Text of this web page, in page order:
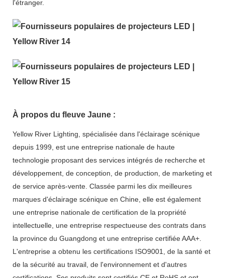
l'étranger.
À propos du fleuve Jaune :
Yellow River Lighting, spécialisée dans l'éclairage scénique
depuis 1999, est une entreprise nationale de haute
technologie proposant des services intégrés de recherche et
développement, de conception, de production, de marketing et
de service après-vente. Classée parmi les dix meilleures
marques d'éclairage scénique en Chine, elle est également
une entreprise nationale de certification de la propriété
intellectuelle, une entreprise respectueuse des contrats dans
la province du Guangdong et une entreprise certifiée AAA+.
L'entreprise a obtenu les certifications ISO9001, de la santé et
de la sécurité au travail, de l'environnement et d'autres